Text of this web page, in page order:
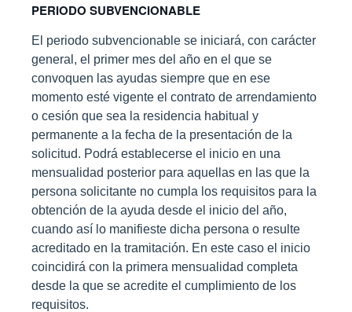
PERIODO SUBVENCIONABLE
El periodo subvencionable se iniciará, con carácter
general, el primer mes del año en el que se
convoquen las ayudas siempre que en ese
momento esté vigente el contrato de arrendamiento
o cesión que sea la residencia habitual y
permanente a la fecha de la presentación de la
solicitud. Podrá establecerse el inicio en una
mensualidad posterior para aquellas en las que la
persona solicitante no cumpla los requisitos para la
obtención de la ayuda desde el inicio del año,
cuando así lo manifieste dicha persona o resulte
acreditado en la tramitación. En este caso el inicio
coincidirá con la primera mensualidad completa
desde la que se acredite el cumplimiento de los
requisitos.